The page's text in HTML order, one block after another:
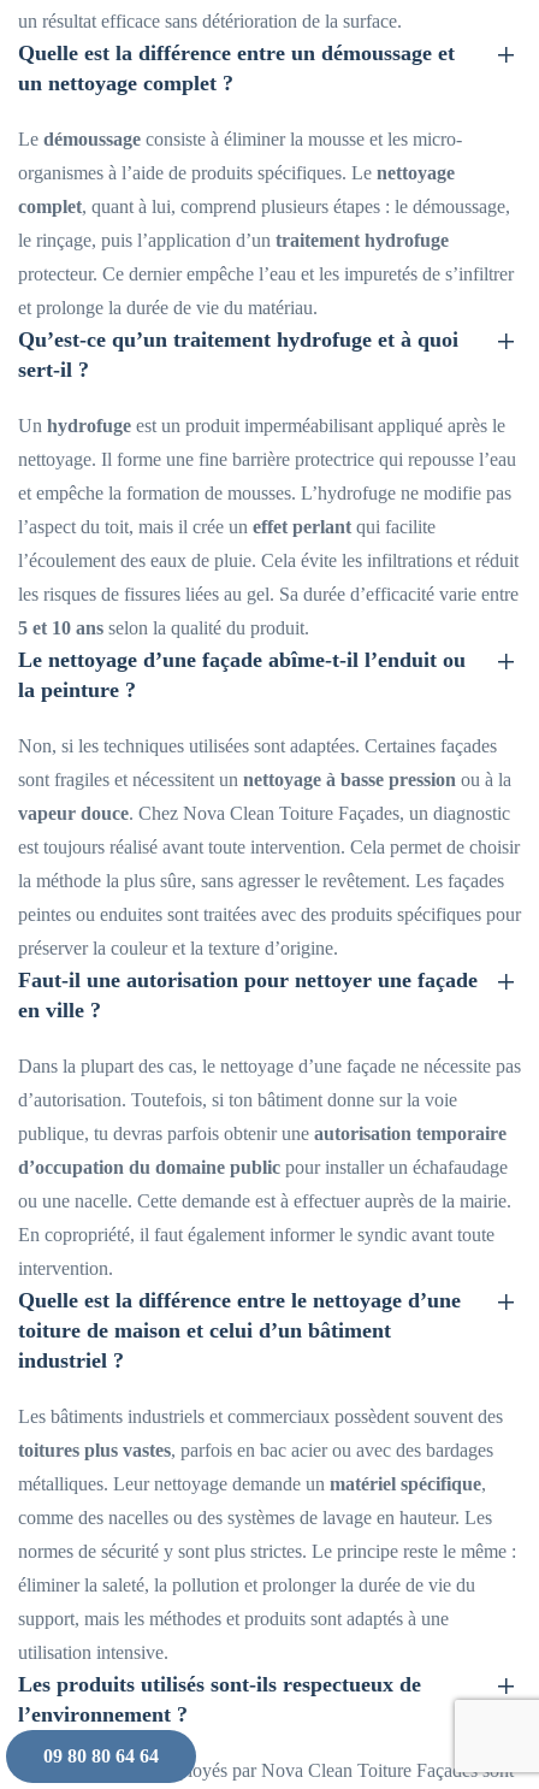
un résultat efficace sans détérioration de la surface.
Quelle est la différence entre un démoussage et
un nettoyage complet ?
Le démoussage consiste à éliminer la mousse et les micro-
organismes à l’aide de produits spécifiques. Le nettoyage
complet, quant à lui, comprend plusieurs étapes : le démoussage,
le rinçage, puis l’application d’un traitement hydrofuge
protecteur. Ce dernier empêche l’eau et les impuretés de s’infiltrer
et prolonge la durée de vie du matériau.
Qu’est-ce qu’un traitement hydrofuge et à quoi
sert-il ?
Un hydrofuge est un produit imperméabilisant appliqué après le
nettoyage. Il forme une fine barrière protectrice qui repousse l’eau
et empêche la formation de mousses. L’hydrofuge ne modifie pas
l’aspect du toit, mais il crée un effet perlant qui facilite
l’écoulement des eaux de pluie. Cela évite les infiltrations et réduit
les risques de fissures liées au gel. Sa durée d’efficacité varie entre
5 et 10 ans selon la qualité du produit.
Le nettoyage d’une façade abîme-t-il l’enduit ou
la peinture ?
Non, si les techniques utilisées sont adaptées. Certaines façades
sont fragiles et nécessitent un nettoyage à basse pression ou à la
vapeur douce. Chez Nova Clean Toiture Façades, un diagnostic
est toujours réalisé avant toute intervention. Cela permet de choisir
la méthode la plus sûre, sans agresser le revêtement. Les façades
peintes ou enduites sont traitées avec des produits spécifiques pour
préserver la couleur et la texture d’origine.
Faut-il une autorisation pour nettoyer une façade
en ville ?
Dans la plupart des cas, le nettoyage d’une façade ne nécessite pas
d’autorisation. Toutefois, si ton bâtiment donne sur la voie
publique, tu devras parfois obtenir une autorisation temporaire
d’occupation du domaine public pour installer un échafaudage
ou une nacelle. Cette demande est à effectuer auprès de la mairie.
En copropriété, il faut également informer le syndic avant toute
intervention.
Quelle est la différence entre le nettoyage d’une
toiture de maison et celui d’un bâtiment
industriel ?
Les bâtiments industriels et commerciaux possèdent souvent des
toitures plus vastes, parfois en bac acier ou avec des bardages
métalliques. Leur nettoyage demande un matériel spécifique,
comme des nacelles ou des systèmes de lavage en hauteur. Les
normes de sécurité y sont plus strictes. Le principe reste le même :
éliminer la saleté, la pollution et prolonger la durée de vie du
support, mais les méthodes et produits sont adaptés à une
utilisation intensive.
Les produits utilisés sont-ils respectueux de
l’environnement ?
Oui. Les produits employés par Nova Clean Toiture Façades sont
09 80 80 64 64